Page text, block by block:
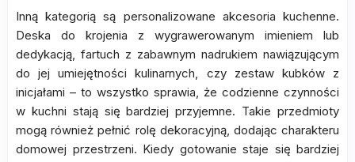
Inną kategorią są personalizowane akcesoria kuchenne.
Deska do krojenia z wygrawerowanym imieniem lub
dedykacją, fartuch z zabawnym nadrukiem nawiązującym
do jej umiejętności kulinarnych, czy zestaw kubków z
inicjałami – to wszystko sprawia, że codzienne czynności
w kuchni stają się bardziej przyjemne. Takie przedmioty
mogą również pełnić rolę dekoracyjną, dodając charakteru
domowej przestrzeni. Kiedy gotowanie staje się bardziej